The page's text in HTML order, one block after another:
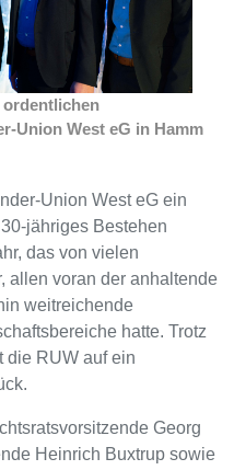
ordentlichen
Union West eG in Hamm
Union West eG ein
jähriges Bestehen
das von vielen
allen voran der anhaltende
weitreichende
hatte. Trotz
die RUW auf ein
Georg
Heinrich Buxtrup sowie